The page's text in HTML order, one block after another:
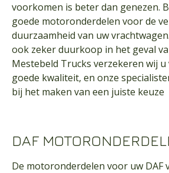
voorkomen is beter dan genezen.
goede motoronderdelen voor de
duurzaamheid van uw
ook zeker duurkoop in het geval
Mestebeld Trucks verzekeren wij
goede kwaliteit, en onze
bij het maken van een juiste keuze
DAF
De motoronderdelen voor uw DAF